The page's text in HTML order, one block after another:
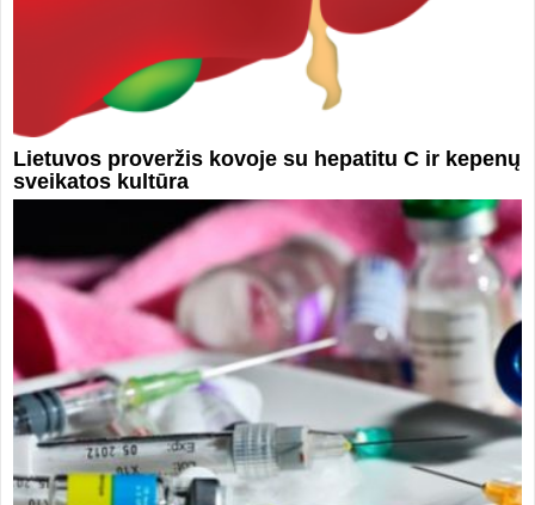
Lietuvos proveržis kovoje su hepatitu C ir kepenų
sveikatos kultūra